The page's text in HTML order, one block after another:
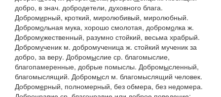
добро, в знач. добродетели, духовного блага.
Добромирный, кроткий, миролюбивый, миролюбный.
Добромольная мука, хорошо смолотая, добромолка ж.
Добромужественный, разумно стойкий, весьма храбрый.
Добромученик м. добромученица ж. стойкий мученик за
добро, за веру. Добромыслие ср. благомыслие,
благопамеренные, добрые помыслы. Добромысленный,
благомыслящий. Добромысл м. благомыслящий человек.
Добромерный, полномерный, без обмера, без недомера.